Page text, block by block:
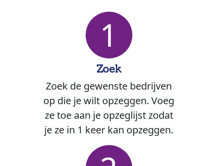
1
Zoek
Zoek de gewenste bedrijven
op die je wilt opzeggen. Voeg
ze toe aan je opzeglijst zodat
je ze in 1 keer kan opzeggen.